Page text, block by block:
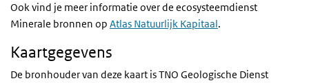
Ook vind je meer informatie over de ecosysteemdienst
Minerale bronnen op Atlas Natuurlijk Kapitaal.
Kaartgegevens
De bronhouder van deze kaart is TNO Geologische Dienst